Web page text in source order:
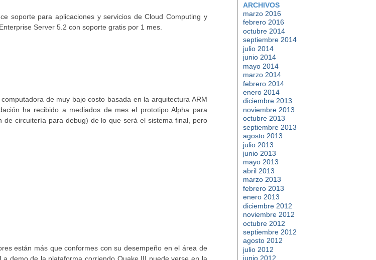
soporte para aplicaciones y servicios de Cloud Computing y
Server 5.2 con soporte gratis por 1 mes.
de muy bajo costo basada en la arquitectura ARM
ha recibido a mediados de mes el prototipo Alpha para
circuitería para debug) de lo que será el sistema final, pero
están más que conformes con su desempeño en el área de
ARCHIVOS
marzo 2016
febrero 2016
octubre 2014
septiembre 2014
julio 2014
junio 2014
mayo 2014
marzo 2014
febrero 2014
enero 2014
diciembre 2013
noviembre 2013
octubre 2013
septiembre 2013
agosto 2013
julio 2013
junio 2013
mayo 2013
abril 2013
marzo 2013
febrero 2013
enero 2013
diciembre 2012
noviembre 2012
octubre 2012
septiembre 2012
agosto 2012
julio 2012
junio 2012